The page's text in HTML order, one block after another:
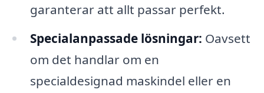
garanterar att allt passar perfekt.
Specialanpassade lösningar: Oavsett
om det handlar om en
specialdesignad maskindel eller en